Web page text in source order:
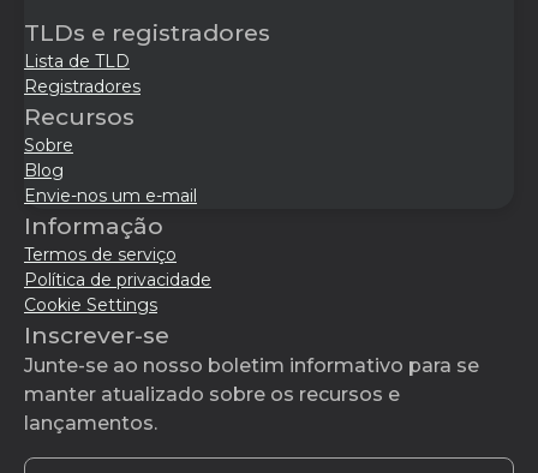
TLDs e registradores
Lista de TLD
Registradores
Recursos
Sobre
Blog
Envie-nos um e-mail
Informação
Termos de serviço
Política de privacidade
Cookie Settings
Inscrever-se
Junte-se ao nosso boletim informativo para se
manter atualizado sobre os recursos e
lançamentos.